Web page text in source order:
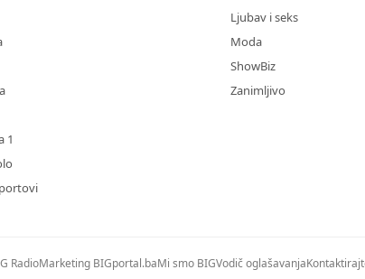
1
Ljubav i seks
Moda
ShowBiz
Zanimljivo
RadioMarketing BIGportal.baMi smo BIGVodič oglašavanja